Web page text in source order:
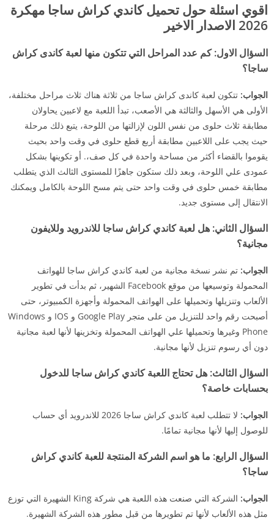
اقوي اسئلة حول تحميل كاندي كراش ساجا مهكرة
2026 الاصدار الاخير
السؤال الاول: كم عدد المراحل التي تتكون منها لعبة كاندى كراش
ساجا؟
الجواب: تتكون لعبة كاندى كراش ساجا من ثلاثة هناك ثلاث مراحل مختلفة،
الأولى هي الأسهل والثالثة هي الأصعب، تبدأ اللعبة مع لاعبين يحاولان
مطابقة ثلاث حلوى من نفس اللون لإزالتها من اللوحة، يتبع ذلك مرحلة
حيث يجب على اللاعبين مطابقة أربع قطع حلوى في وقت واحد بحيث
يقوموا بالقضاء أكثر من مساحة واحدة في كل صف،. أو تكوينها بشكل
عمودى علي اللوحة، وبعد ذلك ستكون جاهزًا للمستوى الثالث الذي يتطلب
مطابقة خمس حلوى في وقت واحد حتى يتم مسح اللوحة بالكامل ويمكنك
الانتقال إلى مستوى جديد.
السؤال الثاني: هل لعبة كاندي كراش ساجا للاندرويد وللايفون
مجانية؟
الجواب: تم نشر نسخة مجانية من لعبة كاندي كراش ساجا للهواتف
المحمولة وتوسيعها من موقع Facebook الشهير، ثم بدأت في تطوير
الألعاب وتنزيلها وتحميلها على الهواتف المحمولة وأجهزة الكمبيوتر، حتى
أصبحت رقم واحد للتنزيل من على متجر Google Play و IOS و Windows
Phone وغيرها وتحميلها علي الهواتف المحمولة وتخزينها لأنها لعبة مجانية
دون أي رسوم تنزيل لأنها مجانية.
السؤال الثالث: هل تحتاج اللعبة كاندي كراش ساجا للدخول
بحسابات خاصة؟
الجواب:
لا تتطلب لعبة كاندي كراش ساجا 2026 للاندرويد أي حساب
للوصول إليها لأنها مجانية تمامًا.
السؤال الرابع: ما هو اسم الشركة المنتجة للعبة كاندي كراش
ساجا؟
الجواب:
الشركة التي صنعت هذه اللعبة هي شركة King الشهيرة التي توزع
مثل هذه الألعاب لأنها تم تطويرها من قبل مطور هذه الشركة الشهيرة.